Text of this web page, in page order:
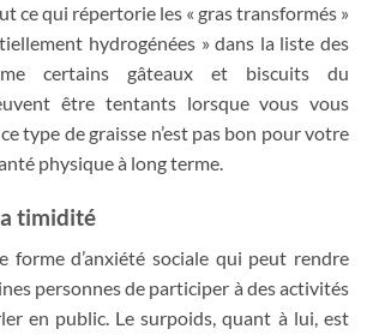
ce qui répertorie les « gras transformés »
hydrogénées » dans la liste des
certains gâteaux et biscuits du
être tentants lorsque vous vous
type de graisse n’est pas bon pour votre
physique à long terme.
timidité
forme d’anxiété sociale qui peut rendre
personnes de participer à des activités
en public. Le surpoids, quant à lui, est